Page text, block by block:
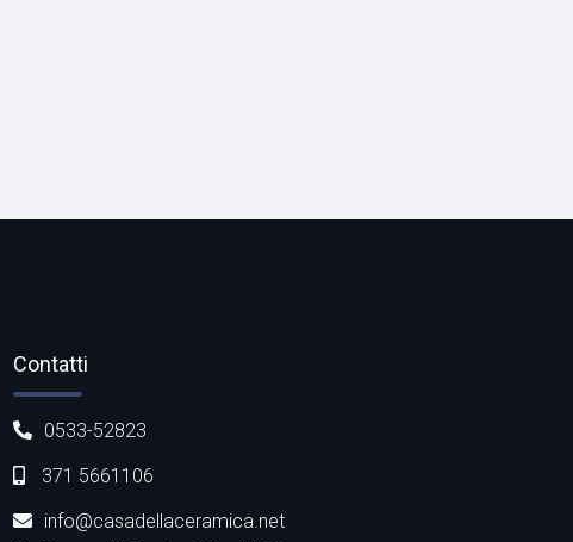
Contatti
0533-52823
371 5661106
info@casadellaceramica.net